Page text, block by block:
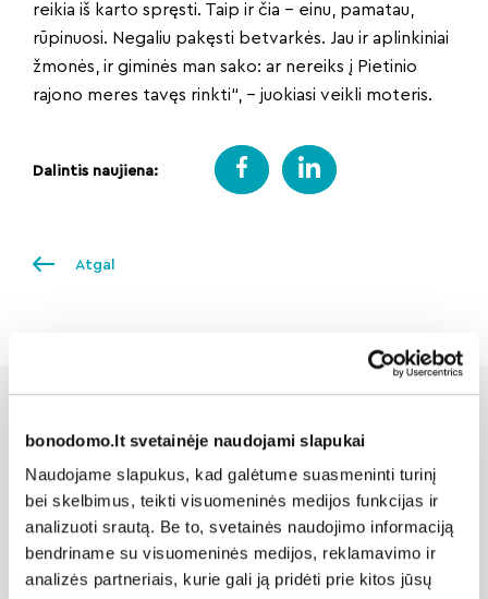
bonodomo.lt svetainėje naudojami slapukai
Naudojame slapukus, kad galėtume suasmeninti turinį
bei skelbimus, teikti visuomeninės medijos funkcijas ir
analizuoti srautą. Be to, svetainės naudojimo informaciją
bendriname su visuomeninės medijos, reklamavimo ir
analizės partneriais, kurie gali ją pridėti prie kitos jūsų
reikia iš karto spręsti. Taip ir čia – einu, pamatau,
rūpinuosi. Negaliu pakęsti betvarkės. Jau ir aplinkiniai
žmonės, ir giminės man sako: ar nereiks į Pietinio
rajono meres tavęs rinkti“, – juokiasi veikli moteris.
Dalintis naujiena:
Atgal
Susijusios naujienos